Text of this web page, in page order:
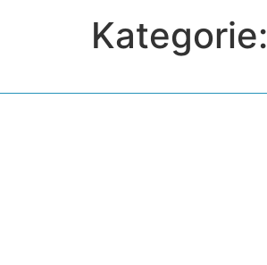
Kategorie: